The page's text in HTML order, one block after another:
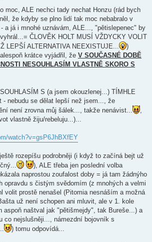
moc, ALE nechci tady nechat Honzu (rád bych
že kdyby se plno lidí tak moc nebabralo v
a já i mnohé uznávám, ALE..., "pětislepenec" by
ČLOVĚK HOLT MUSÍ VŽDYCKY VOLIT
LEPŠÍ ALTERNATIVA NEEXISTUJE...
)
krátce vyjádřil, že V SOUČASNÉ DOBĚ
NESOUHLASÍM VLASTNĚ SKORO S
S (a jsem okouzlenej...) TÍMHLE
- nebudu se dělat lepší než jsem..., že
není zrovna můj šálek..., takže nenávist...
vlastně žiju/rebeluju...)...
watch?v=gsP6JhBXfEY
rozepíšu podrobněji (i když to začíná bejt už
), ALE třeba jen poslední volba
naprostou zoufalost doby = já tam žádnýho
opravdu s čistým svědomím (z mnohých a velmi
volit prostě nenašel (Pitomia nesnáším a možná
už není schopen ani mluvit, ale v 1. kole
aspoň naštval jak "pětišmejdy", tak Bureše...) a
co nejslušněji..., námezdní bojovník s
) tomu odpovídá...